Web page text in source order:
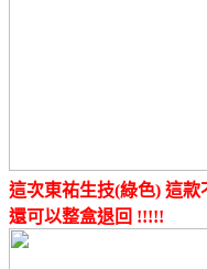
這次東祐生技(綠色) 這
還可以整盒退回 !!!!!